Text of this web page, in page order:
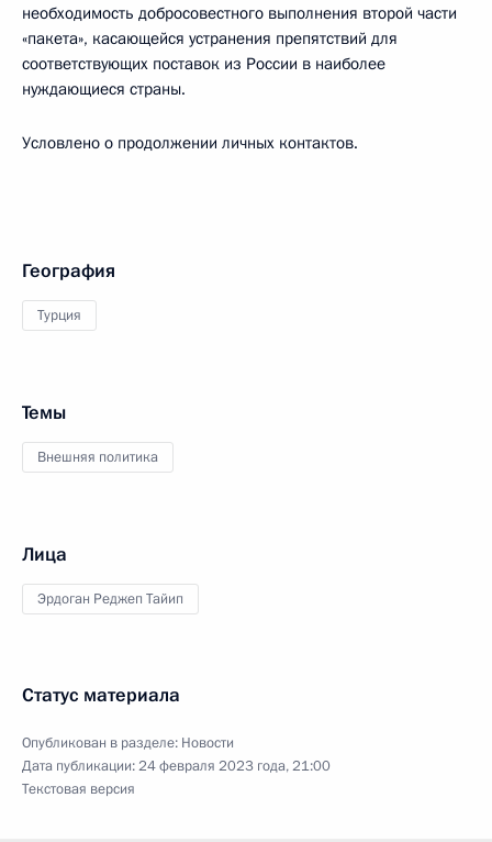
необходимость добросовестного выполнения второй части
«пакета», касающейся устранения препятствий для
соответствующих поставок из России в наиболее
нуждающиеся страны.
Условлено о продолжении личных контактов.
География
Турция
Темы
Внешняя политика
Лица
Эрдоган Реджеп Тайип
Статус материала
Опубликован в разделе: Новости
Дата публикации:24 февраля 2023 года, 21:00
Текстовая версия